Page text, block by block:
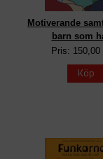
Motiverande
barn som
Pris: 150,00
Köp